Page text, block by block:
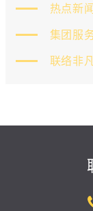
热点新
集团服
联络非